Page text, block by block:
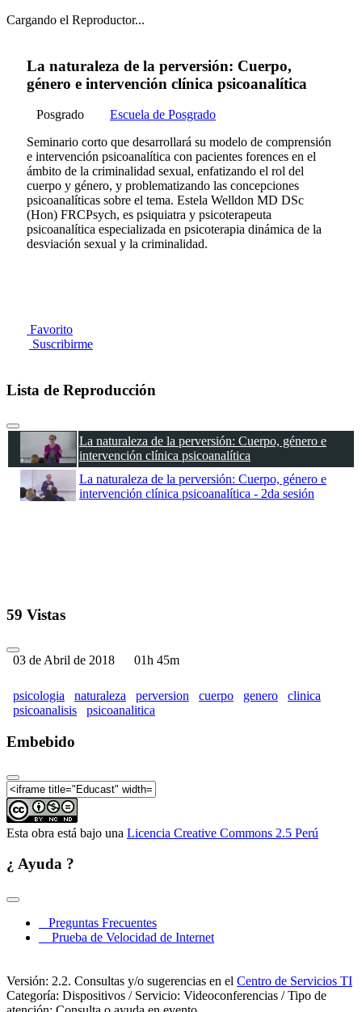
Cargando el Reproductor...
La naturaleza de la perversión: Cuerpo,
género e intervención clínica psicoanalítica
Posgrado
Escuela de Posgrado
Seminario corto que desarrollará su modelo de comprensión
e intervención psicoanalítica con pacientes forences en el
ámbito de la criminalidad sexual, enfatizando el rol del
cuerpo y género, y problematizando las concepciones
psicoanalíticas sobre el tema. Estela Welldon MD DSc
(Hon) FRCPsych, es psiquiatra y psicoterapeuta
psicoanalítica especializada en psicoterapia dinámica de la
desviación sexual y la criminalidad.
Favorito
Suscribirme
Lista de Reproducción
La naturaleza de la perversión: Cuerpo, género e
intervención clínica psicoanalítica
La naturaleza de la perversión: Cuerpo, género e
intervención clínica psicoanalítica - 2da sesión
59 Vistas
03 de Abril de 2018 01h 45m
psicologia naturaleza perversion cuerpo genero
clinica
psicoanalisis
psicoanalitica
Embebido
Esta obra está bajo una Licencia Creative Commons 2.5 Perú
¿ Ayuda ?
Preguntas Frecuentes
Prueba de Velocidad de Internet
Versión: 2.2. Consultas y/o sugerencias en el Centro de Servicios TI
Categoría: Dispositivos / Servicio: Videoconferencias / Tipo de